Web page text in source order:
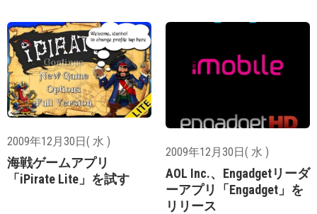
2009年12月30日( 水 )
海戦ゲームアプリ
「iPirate Lite」を試す
2009年12月30日( 水 )
AOL Inc.、Engadgetリーダ
ーアプリ「Engadget」を
リリース